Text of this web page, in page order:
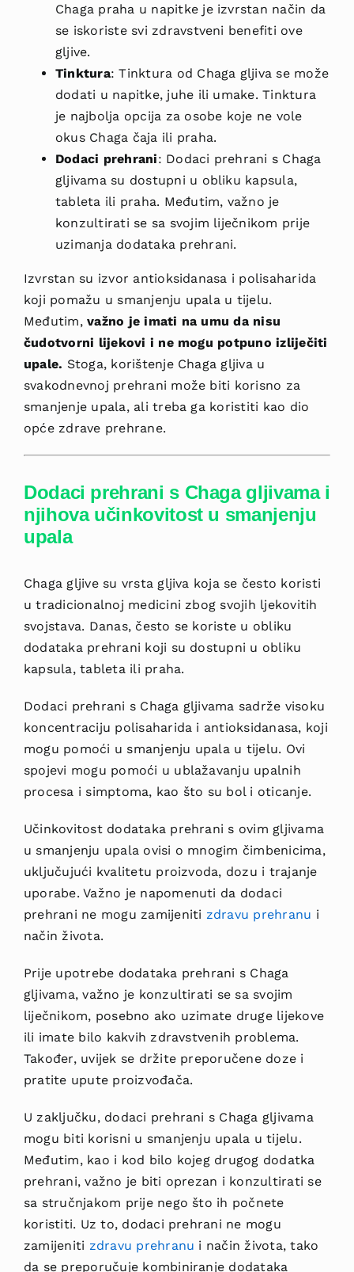
Chaga praha u napitke je izvrstan način da
se iskoriste svi zdravstveni benefiti ove
gljive.
Tinktura: Tinktura od Chaga gljiva se može
dodati u napitke, juhe ili umake. Tinktura
je najbolja opcija za osobe koje ne vole
okus Chaga čaja ili praha.
Dodaci prehrani: Dodaci prehrani s Chaga
gljivama su dostupni u obliku kapsula,
tableta ili praha. Međutim, važno je
konzultirati se sa svojim liječnikom prije
uzimanja dodataka prehrani.
Izvrstan su izvor antioksidanasa i polisaharida
koji pomažu u smanjenju upala u tijelu.
Međutim,važno je imati na umu da nisu
čudotvorni lijekovi i ne mogu potpuno izliječiti
upale. Stoga, korištenje Chaga gljiva u
svakodnevnoj prehrani može biti korisno za
smanjenje upala, ali treba ga koristiti kao dio
opće zdrave prehrane.
Dodaci prehrani s Chaga gljivama i
njihova učinkovitost u smanjenju
upala
Chaga gljive su vrsta gljiva koja se često koristi
u tradicionalnoj medicini zbog svojih ljekovitih
svojstava. Danas, često se koriste u obliku
dodataka prehrani koji su dostupni u obliku
kapsula, tableta ili praha.
Dodaci prehrani s Chaga gljivama sadrže visoku
koncentraciju polisaharida i antioksidanasa, koji
mogu pomoći u smanjenju upala u tijelu. Ovi
spojevi mogu pomoći u ublažavanju upalnih
procesa i simptoma, kao što su bol i oticanje.
Učinkovitost dodataka prehrani s ovim gljivama
u smanjenju upala ovisi o mnogim čimbenicima,
uključujući kvalitetu proizvoda, dozu i trajanje
uporabe. Važno je napomenuti da dodaci
prehrani ne mogu zamijeniti zdravu prehranu i
način života.
Prije upotrebe dodataka prehrani s Chaga
gljivama, važno je konzultirati se sa svojim
liječnikom, posebno ako uzimate druge lijekove
ili imate bilo kakvih zdravstvenih problema.
Također, uvijek se držite preporučene doze i
pratite upute proizvođača.
U zaključku, dodaci prehrani s Chaga gljivama
mogu biti korisni u smanjenju upala u tijelu.
Međutim, kao i kod bilo kojeg drugog dodatka
prehrani, važno je biti oprezan i konzultirati se
sa stručnjakom prije nego što ih počnete
koristiti. Uz to, dodaci prehrani ne mogu
zamijeniti zdravu prehranu i način života, tako
da se preporučuje kombiniranje dodataka